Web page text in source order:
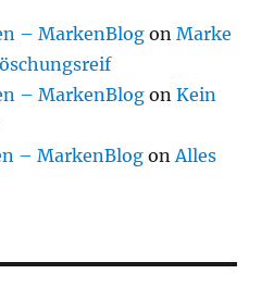
– MarkenBlog onMarke
– MarkenBlog onKein
– MarkenBlog onAlles